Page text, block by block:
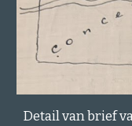
Detail van brief